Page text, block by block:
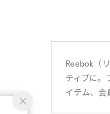
Reebok（
ティブに。
イテム、会